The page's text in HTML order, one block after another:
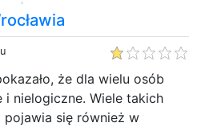
że dla wielu osób
i nielogiczne. Wiele takich
się również w